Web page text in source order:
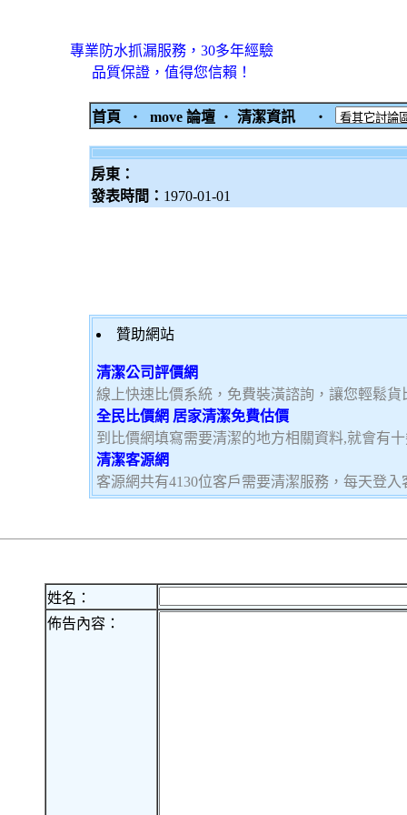
專業防水抓漏服務，30多年經驗
品質保證，值得您信賴！
首頁 ‧ move 論壇 ‧ 清潔資訊 ‧
房東：
發表時間： 1970-01-01
贊助網站
清潔公司評價網
線上快速比價系統，免費裝潢諮詢，讓您輕鬆貨
全民比價網 居家清潔免費估價
到比價網填寫需要清潔的地方相關資料,就會有
清潔客源網
客源網共有4130位客戶需要清潔服務，每天登
姓名：
佈告內容：